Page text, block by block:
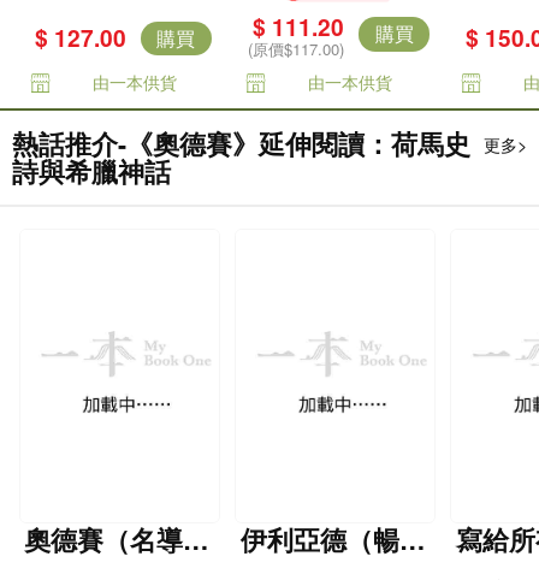
$ 127.00 購買
由一本供貨
$ 111.20
(原價$117.00)
購買
由一本供貨
致的
$
熱話推介-《奧德賽》延伸閱讀：荷馬史
詩與希臘神話
更多>
奧德賽（名導諾
伊利亞德（暢銷
寫給